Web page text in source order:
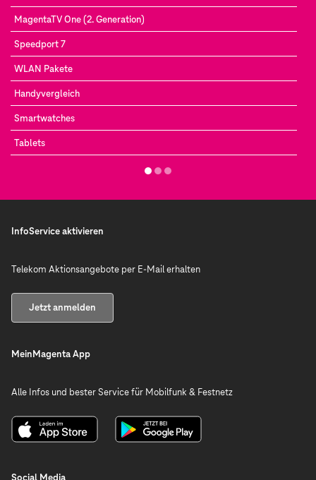
MagentaTV One (2. Generation)
Speedport 7
WLAN Pakete
Handyvergleich
Smartwatches
Tablets
InfoService aktivieren
Telekom Aktionsangebote per E-Mail erhalten
Jetzt anmelden
MeinMagenta App
Alle Infos und bester Service für Mobilfunk & Festnetz